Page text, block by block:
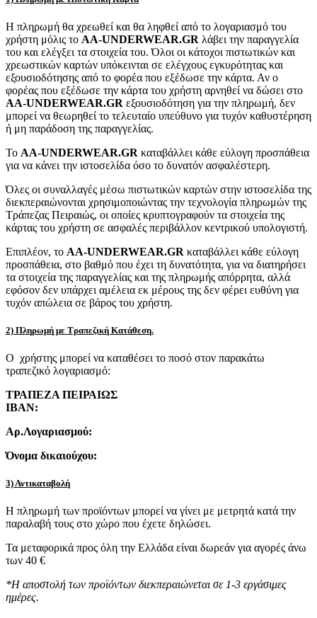
Η πληρωμή θα χρεωθεί και θα ληφθεί από το λογαριασμό του
χρήστη μόλις το AA-UNDERWEAR.GR λάβει την παραγγελία
του και ελέγξει τα στοιχεία του. Όλοι οι κάτοχοι πιστωτικών και
χρεωστικών καρτών υπόκεινται σε ελέγχους εγκυρότητας και
εξουσιοδότησης από το φορέα που εξέδωσε την κάρτα. Αν ο
φορέας που εξέδωσε την κάρτα του χρήστη αρνηθεί να δώσει στο
AA-UNDERWEAR.GR εξουσιοδότηση για την πληρωμή, δεν
μπορεί να θεωρηθεί το τελευταίο υπεύθυνο για τυχόν καθυστέρηση
ή μη παράδοση της παραγγελίας.
Το AA-UNDERWEAR.GR καταβάλλει κάθε εύλογη προσπάθεια
για να κάνει την ιστοσελίδα όσο το δυνατόν ασφαλέστερη.
Όλες οι συναλλαγές μέσω πιστωτικών καρτών στην ιστοσελίδα της
διεκπεραιώνονται χρησιμοποιώντας την τεχνολογία πληρωμών της
Τράπεζας Πειραιώς, οι οποίες κρυπτογραφούν τα στοιχεία της
κάρτας του χρήστη σε ασφαλές περιβάλλον κεντρικού υπολογιστή.
Επιπλέον, το AA-UNDERWEAR.GR καταβάλλει κάθε εύλογη
προσπάθεια, στο βαθμό που έχει τη δυνατότητα, για να διατηρήσει
τα στοιχεία της παραγγελίας και της πληρωμής απόρρητα, αλλά
εφόσον δεν υπάρχει αμέλεια εκ μέρους της δεν φέρει ευθύνη για
τυχόν απώλεια σε βάρος του χρήστη.
2) Πληρωμή με Τραπεζική Κατάθεση.
Ο χρήστης μπορεί να καταθέσει το ποσό στον παρακάτω
τραπεζικό λογαριασμό:
ΤΡΑΠΕΖΑ ΠΕΙΡΑΙΩΣ
IBAN:
Αρ.Λογαριασμού:
Όνομα δικαιούχου:
3) Αντικαταβολή
Η πληρωμή των προϊόντων μπορεί να γίνει με μετρητά κατά την
παραλαβή τους στο χώρο που έχετε δηλώσει.
Τα μεταφορικά προς όλη την Ελλάδα είναι δωρεάν για αγορές άνω
των 40 €
*Η αποστολή των προϊόντων διεκπεραιώνεται σε 1-3 εργάσιμες
ημέρες.